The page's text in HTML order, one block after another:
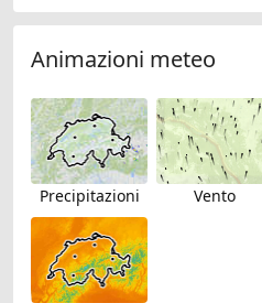
Animazioni meteo
Precipitazioni Vento